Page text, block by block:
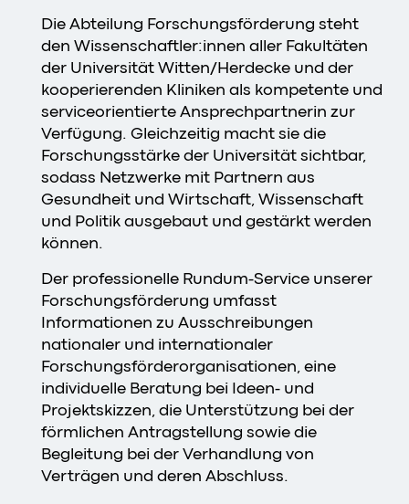
Die Abteilung Forschungsförderung steht
den Wissenschaftler:innen aller Fakultäten
der Universität Witten/Herdecke und der
kooperierenden Kliniken als kompetente und
serviceorientierte Ansprechpartnerin zur
Verfügung. Gleichzeitig macht sie die
Forschungsstärke der Universität sichtbar,
sodass Netzwerke mit Partnern aus
Gesundheit und Wirtschaft, Wissenschaft
und Politik ausgebaut und gestärkt werden
können.
Der professionelle Rundum-Service unserer
Forschungsförderung umfasst
Informationen zu Ausschreibungen
nationaler und internationaler
Forschungsförderorganisationen, eine
individuelle Beratung bei Ideen- und
Projektskizzen, die Unterstützung bei der
förmlichen Antragstellung sowie die
Begleitung bei der Verhandlung von
Verträgen und deren Abschluss.